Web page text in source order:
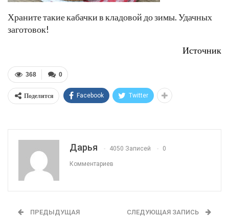
Храните такие кабачки в кладовой до зимы. Удачных
заготовок!
Источник
0
368
Поделится Facebook Twitter
Дарья 4050 Записей 0
Комментариев
ПРЕДЫДУЩАЯ
СЛЕДУЮЩАЯ ЗАПИСЬ